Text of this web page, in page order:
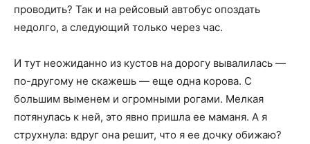
проводить? Так и на рейсовый автобус опоздать
недолго, а следующий только через час.
И тут неожиданно из кустов на дорогу вывалилась —
по-другому не скажешь — еще одна корова. С
большим выменем и огромными рогами. Мелкая
потянулась к ней, это явно пришла ее маманя. А я
струхнула: вдруг она решит, что я ее дочку обижаю?